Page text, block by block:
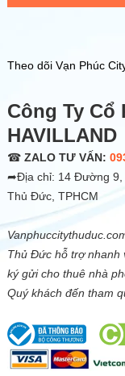
Theo dõi Vạn Phúc
Công Ty Cổ
HAVILLAND
☎ ZALO TƯ VẤN:
➦Địa chỉ: 14 Đường 9,
Thủ Đức, TPHCM
Thủ Đức hỗ trợ nhanh
ký gửi cho thuê nhà
Quý khách đến tham